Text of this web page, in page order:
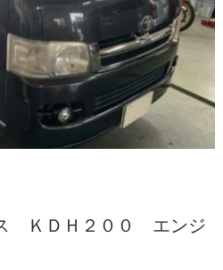
ＫＤＨ２００ エンジ